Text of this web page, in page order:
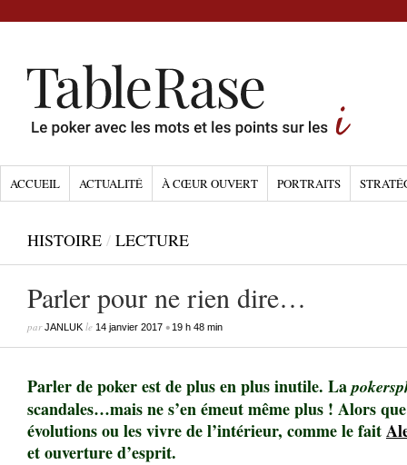
ACCUEIL ACTUALITÉ À CŒUR OUVERT PORTRAITS
HISTOIRE / LECTURE
Parler pour ne rien dire…
parJANLUK le 14 janvier 2017 • 19 h 48 min
Parler de poker est de plus en plus inutile. La
scandales…mais ne s’en émeut même plus ! Alors
évolutions ou les vivre de l’intérieur, comme le fait
et ouverture d’esprit.